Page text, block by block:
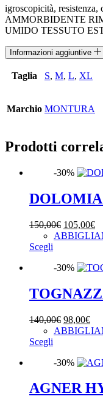
igroscopicità,
AMMORBIDENTE
UMIDO TESSUTO
Informazioni aggiuntive
Taglia S, M, L, XL
Marchio MONTURA
Prodotti
-30%
DOLOMIA
150,00€ Il
prezzo
150,00€.
105,00€Il
Scegli
ha
varianti.
Le
possono
essere
scelte
pagina
prodotto
-30%
140,00€ Il
prezzo
140,00€.
98,00€Il
Scegli
ha
varianti.
Le
-30%
AGNER